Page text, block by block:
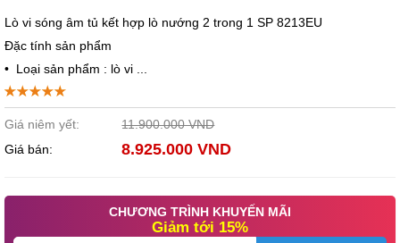
Lò vi sóng âm tủ kết hợp lò nướng 2 trong 1 SP 8213EU
Đặc tính sản phẩm
• Loại sản phẩm : lò vi ...
Giá niêm yết: 11.900.000 VND
Giá bán: 8.925.000 VND
CHƯƠNG TRÌNH KHUYẾN MÃI
Giảm tới 15%